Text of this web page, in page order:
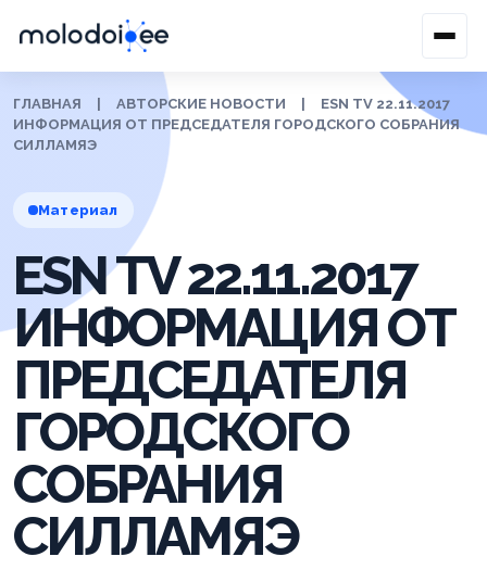
ГЛАВНАЯ АВТОРСКИЕ НОВОСТИ
ESN TV 22.11.2017
ИНФОРМАЦИЯ ОТ ПРЕДСЕДАТЕЛЯ ГОРОДСКОГО СОБРАНИЯ
СИЛЛАМЯЭ
Материал
ESN TV 22.11.2017
ИНФОРМАЦИЯ ОТ
ПРЕДСЕДАТЕЛЯ
ГОРОДСКОГО
СОБРАНИЯ
СИЛЛАМЯЭ